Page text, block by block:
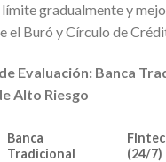
gradualmente y
el Buró y Círculo de
Evaluación: Banca
Alto Riesgo
Banca
Tradicional
(24/7)